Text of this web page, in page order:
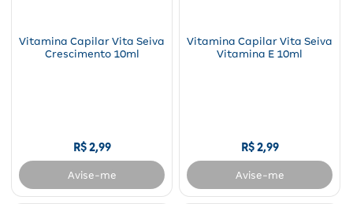
Vitamina Capilar Vita Seiva
Crescimento 10ml
R$2,99
Avise-me
Vitamina Capilar Vita Seiva
Vitamina E 10ml
R$2,99
Avise-me